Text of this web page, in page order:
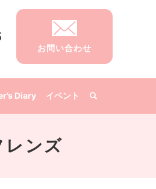
Diary イベント
お問い合わせ
ンズ